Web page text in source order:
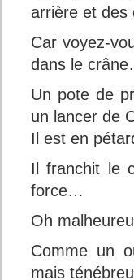
arrière et des
Car voyez-
dans le
Un pote de
un lancer de
Il est en
Il franchit le
force…
Oh
Comme un
mais